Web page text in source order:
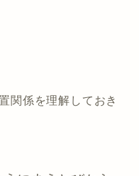
関係を理解しておき